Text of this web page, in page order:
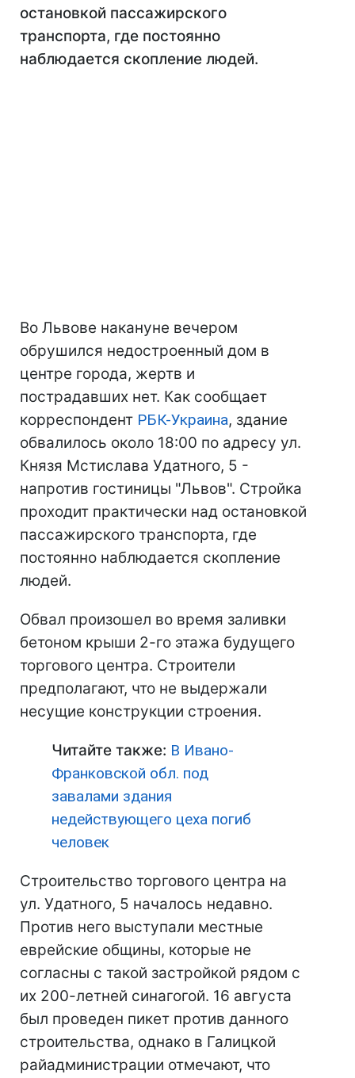
остановкой пассажирского
транспорта, где постоянно
наблюдается скопление людей.
Во Львове накануне вечером
обрушился недостроенный дом в
центре города, жертв и
пострадавших нет. Как сообщает
корреспондент РБК-Украина, здание
обвалилось около 18:00 по адресу ул.
Князя Мстислава Удатного, 5 -
напротив гостиницы "Львов". Стройка
проходит практически над остановкой
пассажирского транспорта, где
постоянно наблюдается скопление
людей.
Обвал произошел во время заливки
бетоном крыши 2-го этажа будущего
торгового центра. Строители
предполагают, что не выдержали
несущие конструкции строения.
Читайте также: В Ивано-
Франковской обл. под
завалами здания
недействующего цеха погиб
человек
Строительство торгового центра на
ул. Удатного, 5 началось недавно.
Против него выступали местные
еврейские общины, которые не
согласны с такой застройкой рядом с
их 200-летней синагогой. 16 августа
был проведен пикет против данного
строительства, однако в Галицкой
райадминистрации отмечают, что